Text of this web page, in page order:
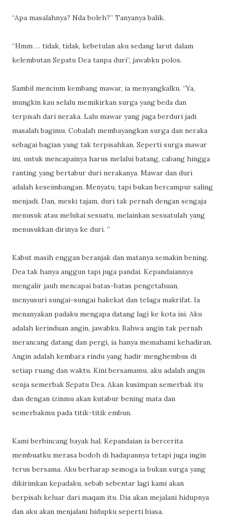
“Apa masalahnya? Nda boleh?” Tanyanya balik.
“Hmm … tidak, tidak, kebetulan aku sedang larut dalam
kelembutan Sepatu Dea tanpa duri”, jawabku polos.
Sambil mencium kembang mawar, ia menyangkalku. “Ya,
mungkin kau selalu memikirkan surga yang beda dan
terpisah dari neraka. Lalu mawar yang juga berduri jadi
masalah bagimu. Cobalah membayangkan surga dan neraka
sebagai bagian yang tak terpisahkan. Seperti surga mawar
ini, untuk mencapainya harus melalui batang, cabang hingga
ranting yang bertabur duri nerakanya. Mawar dan duri
adalah keseimbangan. Menyatu, tapi bukan bercampur saling
menjadi. Dan, meski tajam, duri tak pernah dengan sengaja
menusuk atau melukai sesuatu, melainkan sesuatulah yang
menusukkan dirinya ke duri. ”
Kabut masih enggan beranjak dan matanya semakin bening.
Dea tak hanya anggun tapi juga pandai. Kepandaiannya
mengalir jauh mencapai batas-batas pengetahuan,
menyusuri sungai-sungai hakekat dan telaga makrifat. Ia
menanyakan padaku mengapa datang lagi ke kota ini. Aku
adalah kerinduan angin, jawabku. Bahwa angin tak pernah
merancang datang dan pergi, ia hanya memahami kehadiran.
Angin adalah kembara rindu yang hadir menghembus di
setiap ruang dan waktu. Kini bersamamu, aku adalah angin
senja semerbak Sepatu Dea. Akan kusimpan semerbak itu
dan dengan izinmu akan kutabur bening mata dan
semerbakmu pada titik-titik embun.
Kami berbincang bayak hal. Kepandaian ia bercerita
membuatku merasa bodoh di hadapannya tetapi juga ingin
terus bersama. Aku berharap semoga ia bukan surga yang
dikirimkan kepadaku, sebab sebentar lagi kami akan
berpisah keluar dari maqam itu. Dia akan mejalani hidupnya
dan aku akan menjalani hidupku seperti biasa.